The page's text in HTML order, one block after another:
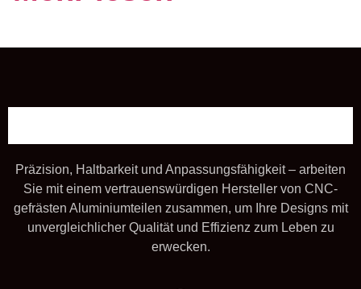
Präzision, Haltbarkeit und Anpassungsfähigkeit – arbeiten
Sie mit einem vertrauenswürdigen Hersteller von CNC-
gefrästen Aluminiumteilen zusammen, um Ihre Designs mit
unvergleichlicher Qualität und Effizienz zum Leben zu
erwecken.